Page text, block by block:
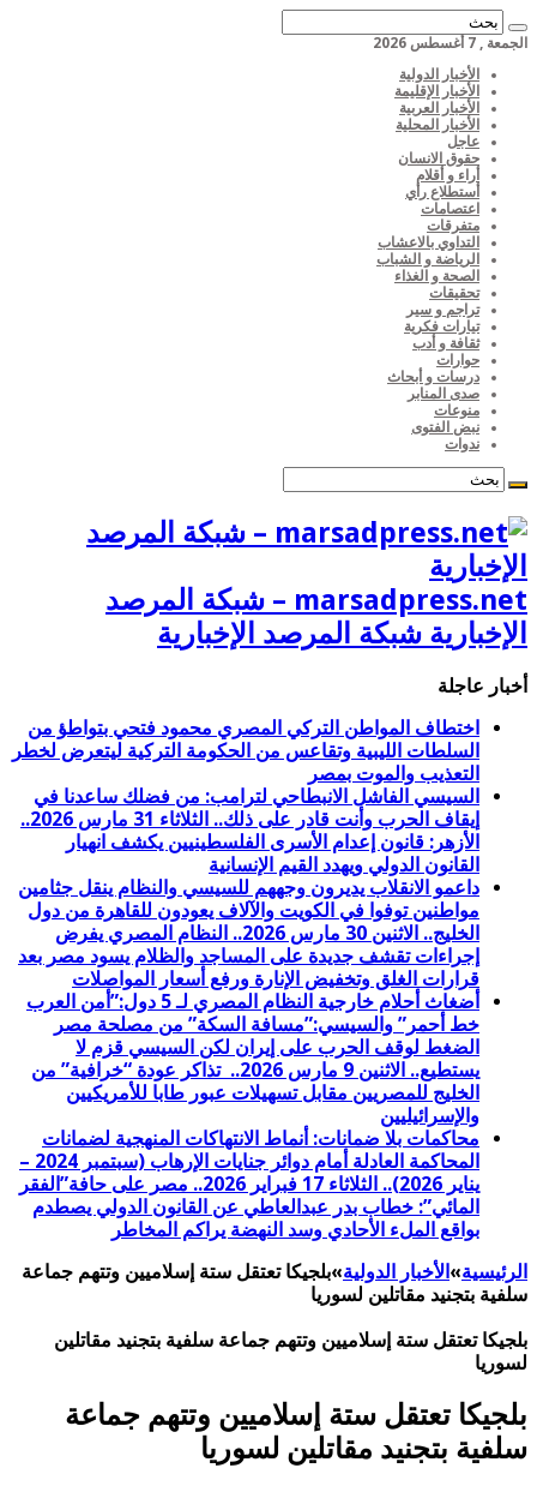
الجمعة , 7 أغسطس 2026
الأخبار الدولية
الأخبار الإقليمة
الأخبار العربية
الأخبار المحلية
عاجل
حقوق الانسان
أراء و أقلام
أستطلاع رأي
اعتصامات
متفرقات
التداوي بالاعشاب
الرياضة و الشباب
الصحة و الغذاء
تحقيقات
تراجم و سير
تيارات فكرية
ثقافة و أدب
حوارات
درسات و أبحاث
صدى المنابر
منوعات
نبض الفتوى
ندوات
marsadpress.net – شبكة المرصد
الإخبارية شبكة المرصد الإخبارية
أخبار عاجلة
اختطاف المواطن التركي المصري محمود فتحي بتواطؤ من
السلطات الليبية وتقاعس من الحكومة التركية ليتعرض لخطر
التعذيب والموت بمصر
السيسي الفاشل الانبطاحي لترامب: من فضلك ساعدنا في
إيقاف الحرب وأنت قادر على ذلك.. الثلاثاء 31 مارس 2026..
الأزهر: قانون إعدام الأسرى الفلسطينيين يكشف انهيار
القانون الدولي ويهدد القيم الإنسانية
داعمو الانقلاب يديرون وجههم للسيسي والنظام ينقل جثامين
مواطنين توفوا في الكويت والآلاف يعودون للقاهرة من دول
الخليج.. الاثنين 30 مارس 2026.. النظام المصري يفرض
إجراءات تقشف جديدة على المساجد والظلام يسود مصر بعد
قرارات الغلق وتخفيض الإنارة ورفع أسعار المواصلات
أضغاث أحلام خارجية النظام المصري لـ 5 دول:”أمن العرب
خط أحمر” والسيسي:”مسافة السكة” من مصلحة مصر
الضغط لوقف الحرب على إيران لكن السيسي قزم لا
يستطيع.. الاثنين 9 مارس 2026.. تذاكر عودة “خرافية” من
الخليج للمصريين مقابل تسهيلات عبور طابا للأمريكيين
والإسرائيليين
محاكمات بلا ضمانات: أنماط الانتهاكات المنهجية لضمانات
المحاكمة العادلة أمام دوائر جنايات الإرهاب (سبتمبر 2024 –
يناير 2026).. الثلاثاء 17 فبراير 2026.. مصر على حافة”الفقر
المائي”: خطاب بدر عبدالعاطي عن القانون الدولي يصطدم
بواقع الملء الأحادي وسد النهضة يراكم المخاطر
الرئيسية»الأخبار الدولية»بلجيكا تعتقل ستة إسلاميين وتتهم جماعة
سلفية بتجنيد مقاتلين لسوريا
بلجيكا تعتقل ستة إسلاميين وتتهم جماعة سلفية بتجنيد مقاتلين
لسوريا
بلجيكا تعتقل ستة إسلاميين وتتهم جماعة
سلفية بتجنيد مقاتلين لسوريا